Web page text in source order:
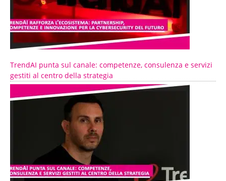
TrendAI punta sul canale: competenze, consulenza e servizi
gestiti al centro della strategia